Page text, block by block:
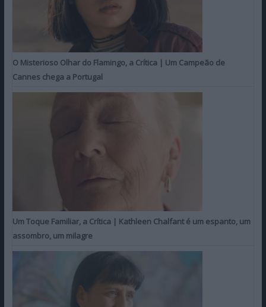
O Misterioso Olhar do Flamingo, a Crítica | Um Campeão de
Cannes chega a Portugal
Um Toque Familiar, a Crítica | Kathleen Chalfant é um espanto, um
assombro, um milagre